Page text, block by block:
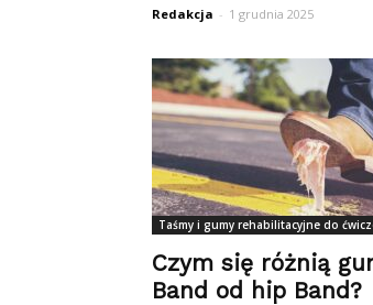
Redakcja - 1 grudnia 2025
Taśmy i gumy rehabilitacyjne do
Czym się różnią
Band od hip Band?